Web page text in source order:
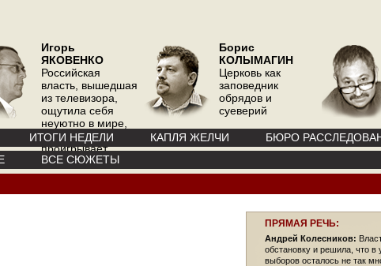
Игорь
ЯКОВЕНКО
Российская
власть, вышедшая
из телевизора,
ощутила себя
неуютно в мире,
где телевизор
проигрывает
интернету
Борис
КОЛЫМАГИН
Церковь как
заповедник
обрядов и
суеверий
ИТОГИ НЕДЕЛИ КАПЛЯ ЖЕЛЧИ
БЮРО
ВСЕ СЮЖЕТЫ
ПРЯМАЯ РЕЧЬ:
Андрей Колесников:
обстановку и решила, что в
выборов осталось не так